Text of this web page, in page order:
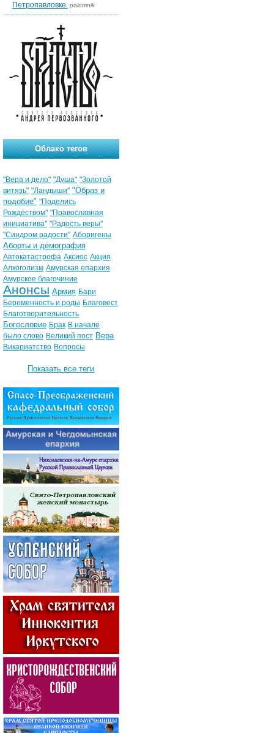
Петропавловке. palomnik
Облако тегов
"Вера и дело" "Душа" "Золотой
витязь" "Ландыши" "Образ и
подобие" "Поделись
Рождеством" "Православная
инициатива" "Радость веры"
"Синдром радости" Аборигены
Аборты и демография
Автокатастрофа Аксиос Акция
Алкоголизм Амурская епархия
Амурское благочиние
Анонсы Армия Бари
Беременность и роды Благовест
Благотворительность
Богословие Брак В начале
было слово Великий пост Вера
Викариатство Вопросы
Показать все теги